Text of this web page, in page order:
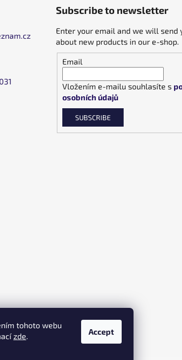
tohoto webu
zde. Accept
Subscribe to newsletter
Enter your email and we will send
about new products in our e-shop.
Email
Vložením e-mailu souhlasíte s
osobních údajů
SUBSCRIBE